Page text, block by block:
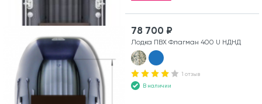
78 700 ₽
Лодка ПВХ Флагман 400 U НДНД
1 отзыв
В наличии